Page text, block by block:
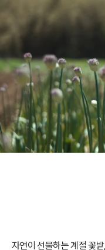
자연이 선물하는 계절 꽃